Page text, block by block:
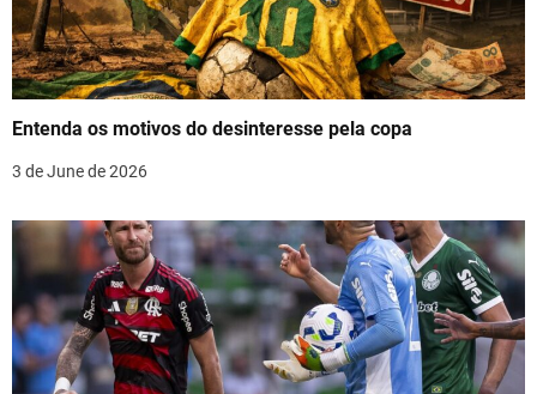
g
a
t
n
Entenda os motivos do desinteresse pela copa
3 de June de 2026